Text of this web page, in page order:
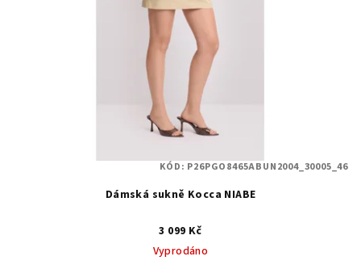
Dámská sukně Kocca NIABE
3 099 Kč
Vyprodáno
KÓD: P26PGO8465ABUN2004_30005_46